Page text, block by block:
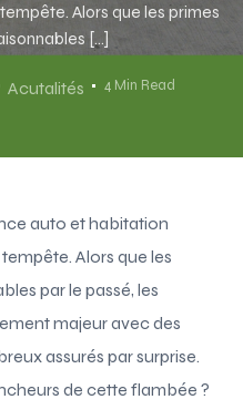
Alors que les primes
[…]
Acutalités 4 Min Read
auto et habitation
Alors que les
par le passé, les
majeur avec des
assurés par surprise.
de cette flambée ?